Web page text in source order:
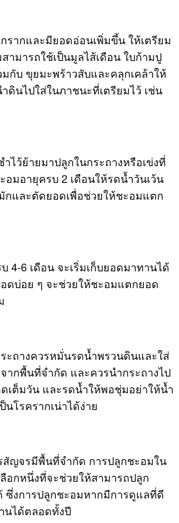
รากและมียอดอ่อนเพิ่มขึ้น ให้เตรียม
ามารถใช้เป็นมูลไส้เดือน ใบก้ามปู
กับ ขุยมะพร้าวสับและคลุกเคล้าให้
ดินไปใส่ในภาชนะที่เตรียมไว้ เช่น
ไว้ย้ายมาปลูกในกระถางหรือเข่งที่
อมอายุครบ 2 เดือนให้รดน้ำวันเว้น
กและตัดยอดเพื่อช่วยให้ชะอมแตก
4-6 เดือน จะเริ่มเก็บยอดมาทานได้
ดบ่อย ๆ จะช่วยให้ชะอมแตกยอด
ะถางควรหมั่นรดน้ำพรวนดินและใส่
จากพื้นที่จำกัด และควรนำกระถางไป
เต็มวัน และรดน้ำให้พอชุ่มอย่าให้น้ำ
นโรครากเน่าได้ง่าย
สัญจรมีพื้นที่จำกัด การปลูกชะอมใน
อกหนึ่งที่จะช่วยให้สามารถปลูก
ซึ่งการปลูกชะอมหากมีการดูแลที่ดี
นได้ตลอดทั้งปี